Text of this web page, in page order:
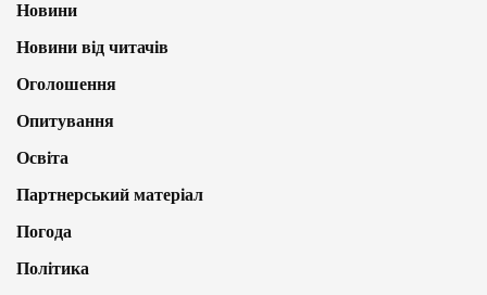
Новини
Новини від читачів
Оголошення
Опитування
Освіта
Партнерський матеріал
Погода
Політика